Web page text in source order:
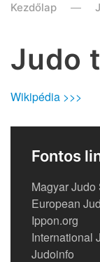
Kezdőlap
Judo
Wikipédia >>>
Fontos
Magyar Judo
European
Ippon.org
International
Judoinfo